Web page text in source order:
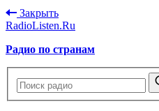
Закрыть
RadioListen.Ru
Радио по странам